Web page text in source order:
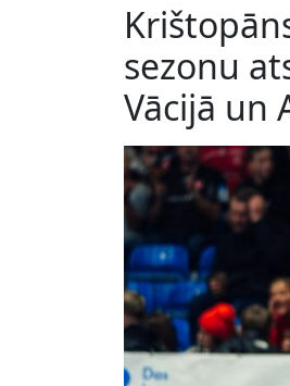
sezonu
Vācijā un